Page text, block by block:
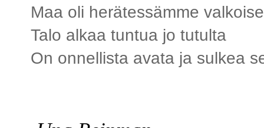
Maa oli herätessämme
Talo alkaa tuntua jo tutulta
On onnellista avata ja sulkea